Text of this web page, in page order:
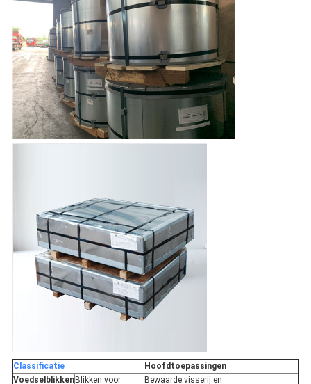
Classificatie
Hoofdtoepassingen
Voedselblikken Blikken voor
Bewaarde visserij en